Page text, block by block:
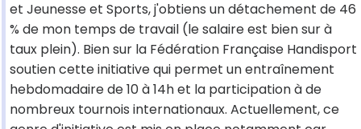
et Jeunesse et Sports, j'obtiens un détachement de 46
% de mon temps de travail (le salaire est bien sur à
taux plein). Bien sur la Fédération Française Handisport
soutien cette initiative qui permet un entraînement
hebdomadaire de 10 à 14h et la participation à de
nombreux tournois internationaux. Actuellement, ce